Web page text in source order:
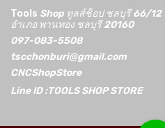
Tools Shop ทูลส์ช็อป ชลบุรี 66/12​
อำเภอ พานทอง ชลบุรี 20160
097-083-5508
tscchonburi@gmail.com
CNCShopStore
Line ID :TOOLS SHOP STORE